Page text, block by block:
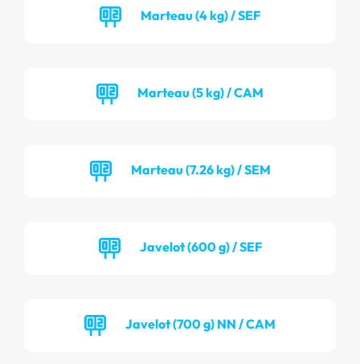
Marteau (4 kg) / SEF
Marteau (5 kg) / CAM
Marteau (7.26 kg) / SEM
Javelot (600 g) / SEF
Javelot (700 g) NN / CAM